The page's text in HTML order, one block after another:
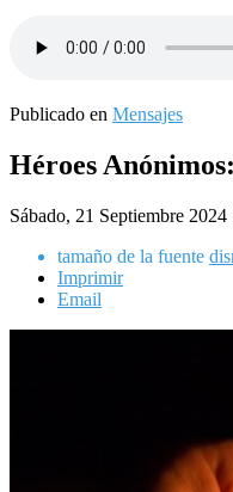
Publicado en Mensajes
Héroes
Sábado, 21 Septiembre 2024
tamaño de la fuente
Imprimir
Email